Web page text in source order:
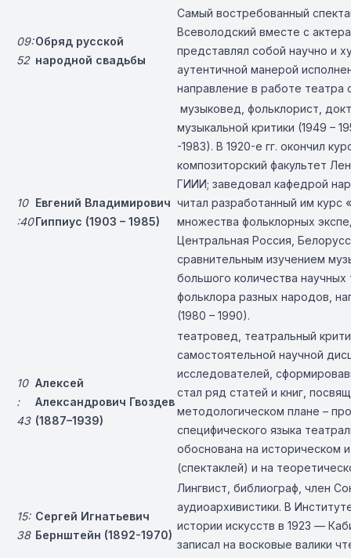
09:
52
Обряд русской
народной свадьбы
Самый востребованный
Всеволодский вместе с
представлял собой научно и
аутентичной манерой
направление в работе театра
10
:40
Евгений Владимирович
Гиппиус (1903 – 1985)
музыковед, фольклорист,
музыкальной критики (1949 –
-1983). В 1920-е гг. окончил
композиторский факультет
ГИИИ; заведовал кафедрой
читал разработанный им курс
множества фольклорных
Центральная Россия,
сравнительным изучением
большого количества
фольклора разных народов,
(1980 – 1990).
10
:
43
Алексей
Александрович Гвоздев
(1887–1939)
театровед, театральный
самостоятельной научной
исследователей,
стал ряд статей и книг,
методологическом плане –
специфического языка
обоснована на историческом
(спектаклей) и на
15:
38
Сергей Игнатьевич
Бернштейн (1892-1970)
Лингвист, библиограф, член
аудиоархивистики. В
истории искусств в 1923 —
записал на восковые валики